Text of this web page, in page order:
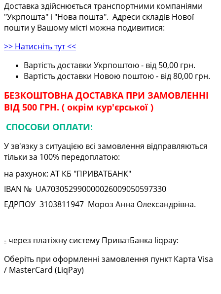
Доставка здійснюється транспортними компаніями
"Укрпошта" і "Нова пошта". Адреси складів Нової
пошти у Вашому місті можна подивитися:
>> Натисніть тут <<
Вартість доставки Укрпоштою - від 50,00 грн.
Вартість доставки Новою поштою - від 80,00 грн.
БЕЗКОШТОВНА ДОСТАВКА ПРИ ЗАМОВЛЕННІ
ВІД 500 ГРН. ( окрім кур'єрської )
СПОСОБИ ОПЛАТИ:
У зв'язку з ситуацією всі замовлення відправляються
тільки за 100% передоплатою:
на рахунок: АТ КБ "ПРИВАТБАНК"
IBAN № UA703052990000026009050597330
ЕДРПОУ 3103811947 Мороз Анна Олександрівна.
- через платіжну систему ПриватБанка liqpay:
Оберіть при оформленні замовлення пункт Карта Visa
/ MasterCard (LiqPay)